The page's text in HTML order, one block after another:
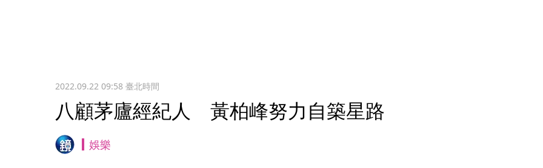
2022.09.22 09:58臺北時間
八顧茅廬經紀人 黃柏峰努力自築星路
娛樂